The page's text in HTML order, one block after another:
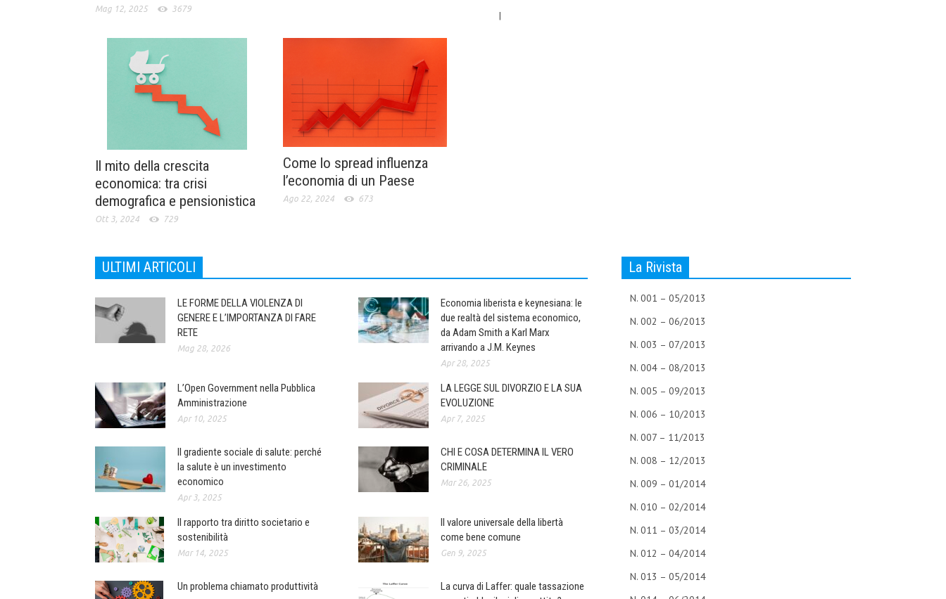
Mag 12, 2025 3679
Il mito della crescita
economica: tra crisi
demografica e pensionistica
Ott 3, 2024 729
Come lo spread influenza
l’economia di un Paese
Ago 22, 2024 673
|
ULTIMI ARTICOLI
LE FORME DELLA VIOLENZA DI
GENERE E L’IMPORTANZA DI FARE
RETE
Mag 28, 2026
Economia liberista e keynesiana: le
due realtà del sistema economico,
da Adam Smith a Karl Marx
arrivando a J.M. Keynes
Apr 28, 2025
L’Open Government nella Pubblica
Amministrazione
Apr 10, 2025
LA LEGGE SUL DIVORZIO E LA SUA
EVOLUZIONE
Apr 7, 2025
Il gradiente sociale di salute: perché
la salute è un investimento
economico
Apr 3, 2025
CHI E COSA DETERMINA IL VERO
CRIMINALE
Mar 26, 2025
Il rapporto tra diritto societario e
sostenibilità
Mar 14, 2025
Il valore universale della libertà
come bene comune
Gen 9, 2025
Un problema chiamato produttività
La curva di Laffer: quale tassazione
La Rivista
N. 001 – 05/2013
N. 002 – 06/2013
N. 003 – 07/2013
N. 004 – 08/2013
N. 005 – 09/2013
N. 006 – 10/2013
N. 007 – 11/2013
N. 008 – 12/2013
N. 009 – 01/2014
N. 010 – 02/2014
N. 011 – 03/2014
N. 012 – 04/2014
N. 013 – 05/2014